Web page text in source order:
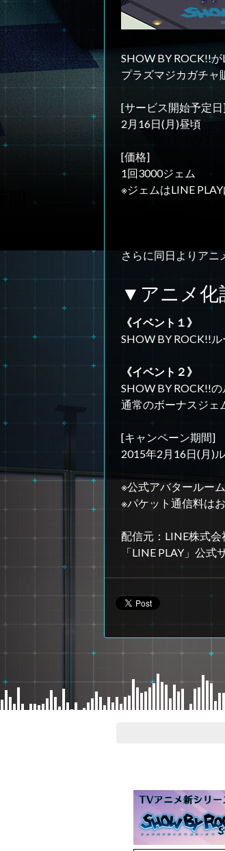
SHOW BY ROCK!!が
プラズマジカガチャ
[サービス開始予定
2月16日(月)昼頃
[価格]
1回3000ジェム
※ジェムはLINE
さらに同日よりアニ
▼アニメ化
《イベント１》
SHOW BY ROCK!!
《イベント２》
SHOW BY ROCK!!
通常のボーナスジェ
[キャンペーン期間]
2015年2月16日(月)
※公式アバタールー
※パケット通信料は
配信元：LINE株式会
「LINE PLAY」公式